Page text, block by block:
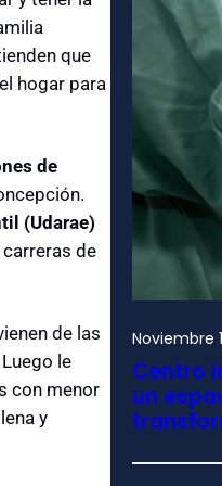
que
hogar para
de
(Udarae)
de
de las
le
con menor
y
Noviembre
Centro
un